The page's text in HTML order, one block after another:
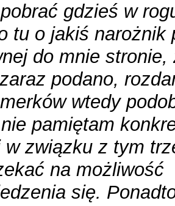
gdzieś w
tu o jakiś narożnik
do mnie stronie,
podano,
wtedy
pamiętam
w związku z tym
na możliwość
się.